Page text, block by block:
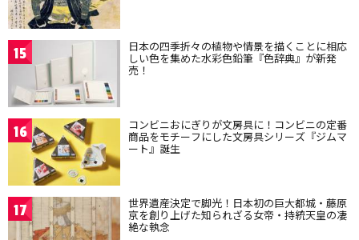
15 日本の四季折々の植物や情景を描くことに相応
しい色を集めた水彩色鉛筆『色辞典』が新発
売！
16 コンビニおにぎりが文房具に！コンビニの定番
商品をモチーフにした文房具シリーズ『ジムマ
ート』誕生
17 世界遺産決定で脚光！日本初の巨大都城・藤原
京を創り上げた知られざる女帝・持統天皇の凄
絶な執念